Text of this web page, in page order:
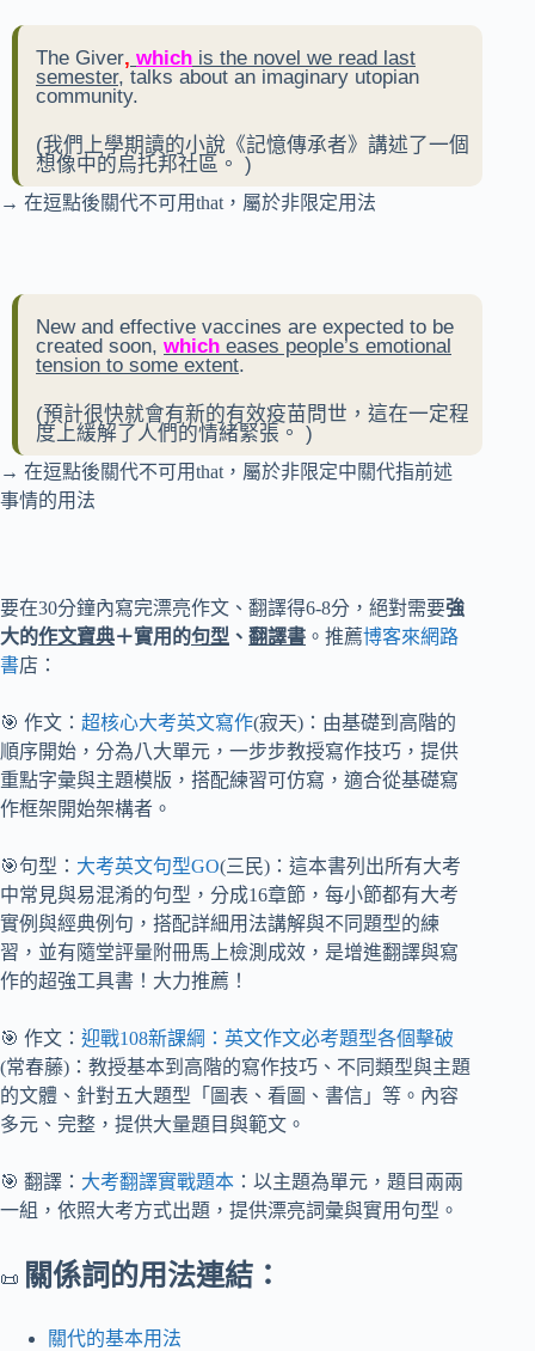
The Giver, which is the novel we read last
semester, talks about an imaginary utopian
community.
(我們上學期讀的小說《記憶傳承者》講述了一個
想像中的烏托邦社區。 )
→ 在逗點後關代不可用that，屬於非限定用法
New and effective vaccines are expected to be
created soon, which eases people’s emotional
tension to some extent.
(預計很快就會有新的有效疫苗問世，這在一定程
度上緩解了人們的情緒緊張。 )
→ 在逗點後關代不可用that，屬於非限定中關代指前述
事情的用法
要在30分鐘內寫完漂亮作文、翻譯得6-8分，絕對需要強
大的作文寶典＋實用的句型 、 翻譯書 。推薦博客來網路
書店：
🎯 作文： 超核心大考英文寫作(寂天)：由基礎到高階的
順序開始，分為八大單元，一步步教授寫作技巧，提供
重點字彙與主題模版，搭配練習可仿寫，適合從基礎寫
作框架開始架構者。
🎯句型： 大考英文句型GO(三民)：這本書列出所有大考
中常見與易混淆的句型，分成16章節，每小節都有大考
實例與經典例句，搭配詳細用法講解與不同題型的練
習，並有隨堂評量附冊馬上檢測成效，是增進翻譯與寫
作的超強工具書！大力推薦！
🎯 作文： 迎戰108新課綱：英文作文必考題型各個擊破
(常春藤)：教授基本到高階的寫作技巧、不同類型與主題
的文體、針對五大題型「圖表、看圖、書信」等。內容
多元、完整，提供大量題目與範文。
🎯 翻譯： 大考翻譯實戰題本 ：以主題為單元，題目兩兩
一組，依照大考方式出題，提供漂亮詞彙與實用句型。
📜 關係詞的用法連結：
關代的基本用法